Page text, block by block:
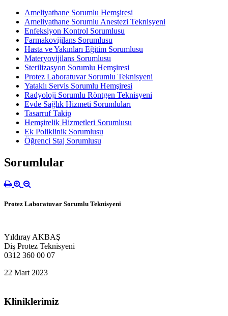
Ameliyathane Sorumlu Hemşiresi
Ameliyathane Sorumlu Anestezi Teknisyeni
Enfeksiyon Kontrol Sorumlusu
Farmakovijilans Sorumlusu
Hasta ve Yakınları Eğitim Sorumlusu
Materyovijilans Sorumlusu
Sterilizasyon Sorumlu Hemşiresi
Protez Laboratuvar Sorumlu Teknisyeni
Yataklı Servis Sorumlu Hemşiresi
Radyoloji Sorumlu Röntgen Teknisyeni
Evde Sağlık Hizmeti Sorumluları
Tasarruf Takip
Hemşirelik Hizmetleri Sorumlusu
Ek Poliklinik Sorumlusu
Öğrenci Staj Sorumlusu
Sorumlular
Protez Laboratuvar Sorumlu Teknisyeni
Yıldıray AKBAŞ
Diş Protez Teknisyeni
0312 360 00 07
22 Mart 2023
Kliniklerimiz